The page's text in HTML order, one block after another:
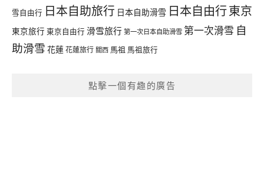
雪自由行 日本自助旅行 日本自助滑雪 日本自由行東京
東京旅行 東京自由行 滑雪旅行 第一次日本自助滑雪 第一次滑雪 自
助滑雪 花蓮花蓮旅行 關西 馬祖 馬祖旅行
點擊一個有趣的廣告